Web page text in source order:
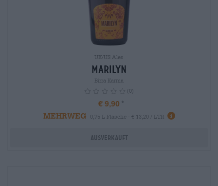
UK/US Ales
Marilyn
Birra Karma
(0)
€ 9,90
MEHRWEG
0,75 L Flasche - € 13,20 / LTR info
Ausverkauft